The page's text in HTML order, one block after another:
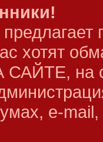
хотят
на
e-mail,